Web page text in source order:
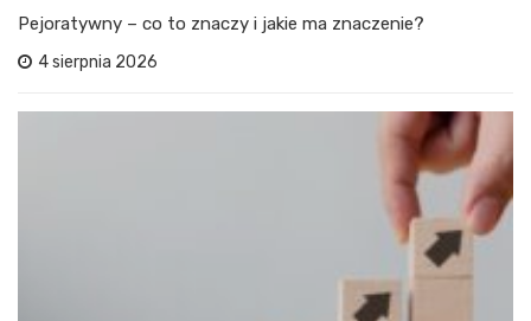
Pejoratywny – co to znaczy i jakie ma znaczenie?
4 sierpnia 2026